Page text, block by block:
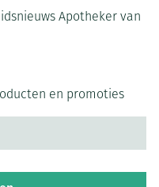
Apotheker van
en promoties